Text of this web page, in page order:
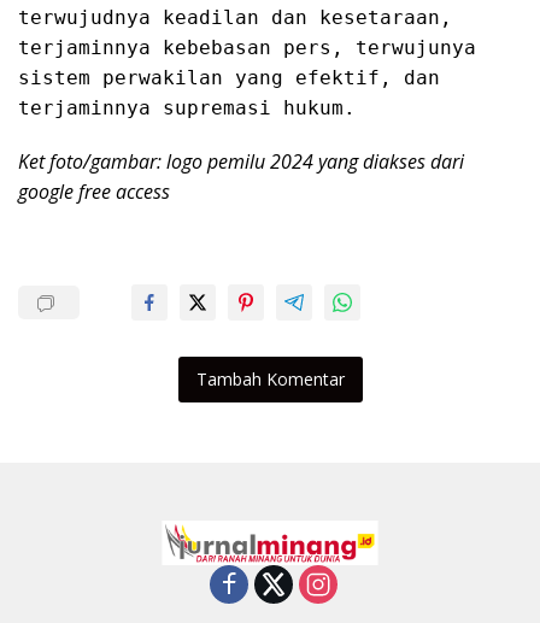
terwujudnya keadilan dan kesetaraan,
terjaminnya kebebasan pers, terwujunya
sistem perwakilan yang efektif, dan
terjaminnya supremasi hukum.
Ket foto/gambar: logo pemilu 2024 yang diakses dari
google free access
Tambah Komentar